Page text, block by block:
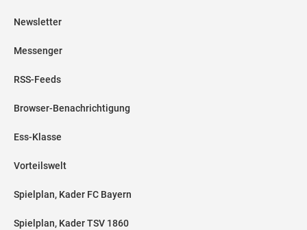
Newsletter
Messenger
RSS-Feeds
Browser-Benachrichtigung
Ess-Klasse
Vorteilswelt
Spielplan, Kader FC Bayern
Spielplan, Kader TSV 1860